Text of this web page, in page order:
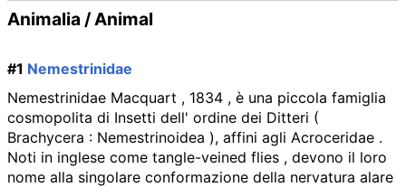
Animalia / Animal
#1 Nemestrinidae
Nemestrinidae Macquart , 1834 , è una piccola famiglia
cosmopolita di Insetti dell' ordine dei Ditteri (
Brachycera : Nemestrinoidea ), affini agli Acroceridae .
Noti in inglese come tangle-veined flies , devono il loro
nome alla singolare conformazione della nervatura alare